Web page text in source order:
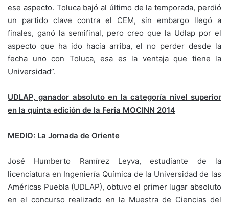
ese aspecto. Toluca bajó al último de la temporada, perdió
un partido clave contra el CEM, sin embargo llegó a
finales, ganó la semifinal, pero creo que la Udlap por el
aspecto que ha ido hacia arriba, el no perder desde la
fecha uno con Toluca, esa es la ventaja que tiene la
Universidad”.
UDLAP, ganador absoluto en la categoría nivel superior
en la quinta edición de la Feria MOCINN 2014
MEDIO: La Jornada de Oriente
José Humberto Ramírez Leyva, estudiante de la
licenciatura en Ingeniería Química de la Universidad de las
Américas Puebla (UDLAP), obtuvo el primer lugar absoluto
en el concurso realizado en la Muestra de Ciencias del